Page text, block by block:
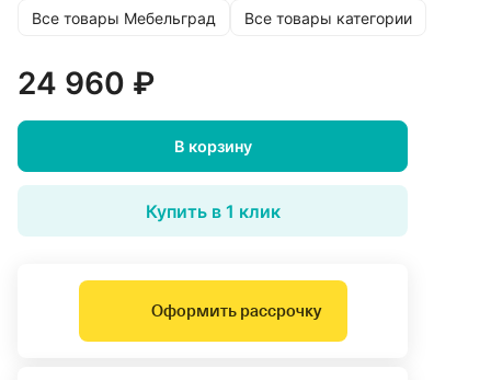
Все товары Мебельград Все товары категории
24 960 ₽
В корзину
Купить в 1 клик
Оформить рассрочку